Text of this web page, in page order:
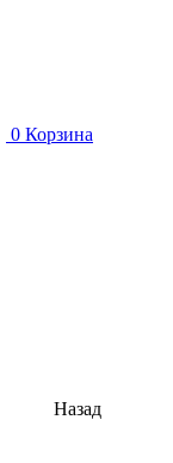
0 Корзина
Назад